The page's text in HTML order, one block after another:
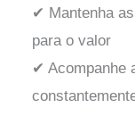
✔ Mantenha
para o valor
✔ Acompanhe